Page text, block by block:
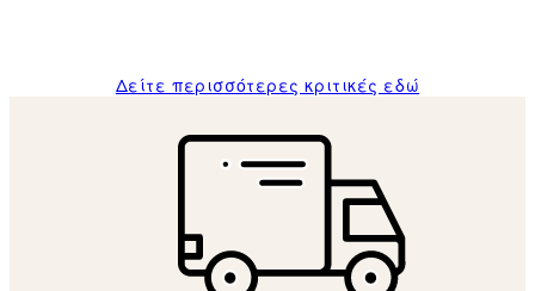
Δείτε περισσότερες κριτικές εδώ